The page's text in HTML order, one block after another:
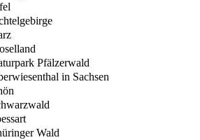
Pfälzerwald
in Sachsen
Wald